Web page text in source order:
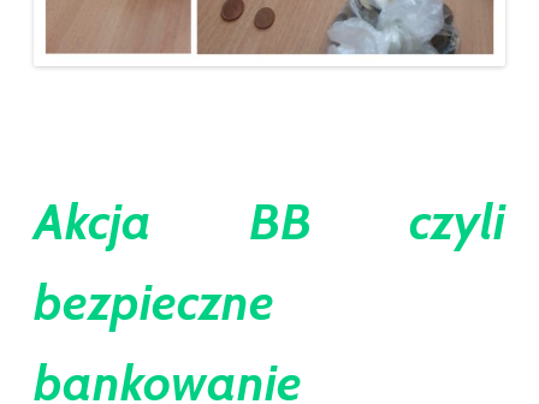
Akcja BB czyli
bezpieczne
bankowanie